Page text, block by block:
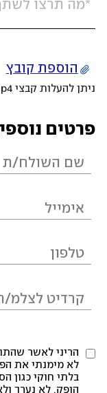
הוספת קובץ
ניתן להעלות קבצי mov, png, jpeg, jpg, mp4 עד 200MB
פרטים
הריני לאשר
לא מימנתי את
בלתי חוקי כגון
הופק, לא נערך